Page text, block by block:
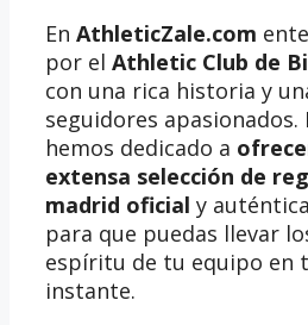
En AthleticZale.com
por el Athletic Club de
con una rica historia y
seguidores apasionados.
hemos dedicado a
extensa selección de
madrid oficial y
para que puedas llevar
espíritu de tu equipo en
instante.